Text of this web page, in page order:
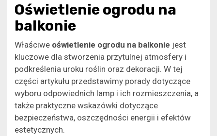
Oświetlenie ogrodu na
balkonie
Właściwe oświetlenie ogrodu na balkonie jest
kluczowe dla stworzenia przytulnej atmosfery i
podkreślenia uroku roślin oraz dekoracji. W tej
części artykułu przedstawimy porady dotyczące
wyboru odpowiednich lamp i ich rozmieszczenia, a
także praktyczne wskazówki dotyczące
bezpieczeństwa, oszczędności energii i efektów
estetycznych.